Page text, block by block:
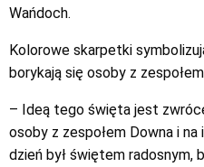
Wańdoch.
Kolorowe skarpetki
borykają się osoby z
– Ideą tego święta jest
osoby z zespołem Downa i
dzień był świętem radosnym,